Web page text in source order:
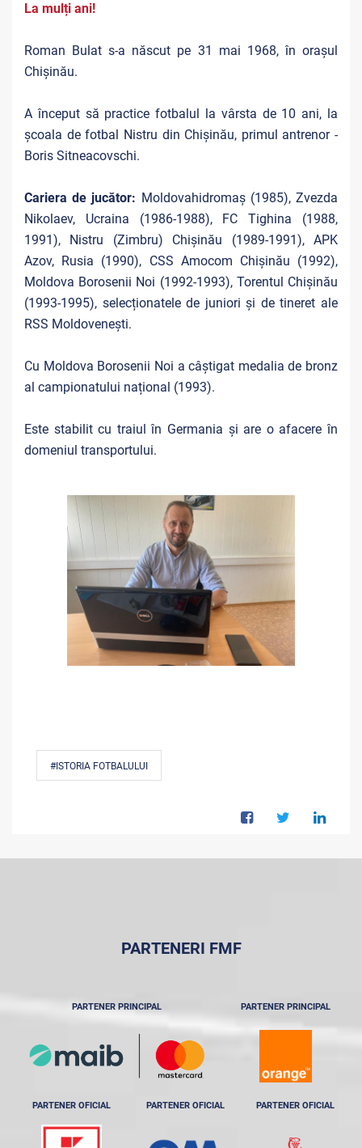
La mulți ani!
Roman Bulat s-a născut pe 31 mai 1968, în orașul
Chișinău.
A început să practice fotbalul la vârsta de 10 ani, la
școala de fotbal Nistru din Chișinău, primul antrenor -
Boris Sitneacovschi.
Cariera de jucător: Moldovahidromaș (1985), Zvezda
Nikolaev, Ucraina (1986-1988), FC Tighina (1988,
1991), Nistru (Zimbru) Chișinău (1989-1991), APK
Azov, Rusia (1990), CSS Amocom Chișinău (1992),
Moldova Borosenii Noi (1992-1993), Torentul Chișinău
(1993-1995), selecționatele de juniori și de tineret ale
RSS Moldovenești.
Cu Moldova Borosenii Noi a câștigat medalia de bronz
al campionatului național (1993).
Este stabilit cu traiul în Germania și are o afacere în
domeniul transportului.
#ISTORIA FOTBALULUI
PARTENERI FMF
PARTENER PRINCIPAL PARTENER PRINCIPAL
PARTENER OFICIAL PARTENER OFICIAL PARTENER OFICIAL